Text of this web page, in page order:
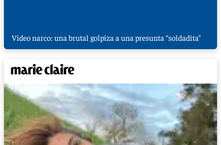
Video narco: una brutal golpiza a una presunta “soldadita”